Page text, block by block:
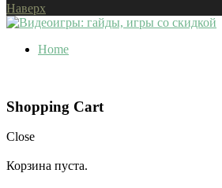
Наверх
Home
Shopping Cart
Close
Корзина пуста.